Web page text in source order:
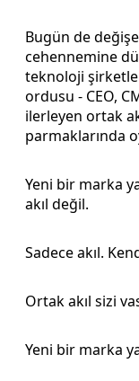
Bugün de
cehennemine
teknoloji
ordusu - CEO,
ilerleyen ortak
parmaklarında
Yeni bir marka
akıl değil.
Sadece akıl.
Ortak akıl sizi
Yeni bir marka